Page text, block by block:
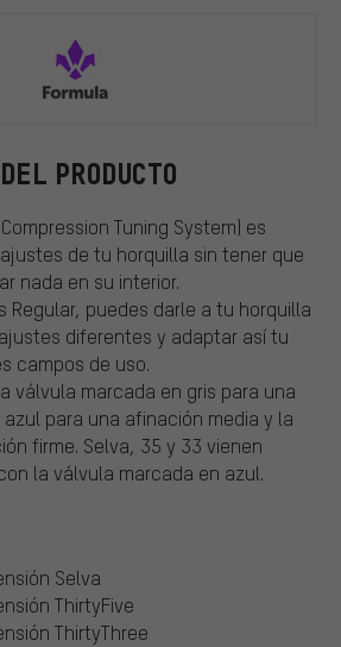
PRODUCTO
Tuning System) es
de tu horquilla sin tener que
nada en su interior.
Regular, puedes darle a tu horquilla
diferentes y adaptar así tu
campos de uso.
válvula marcada en gris para una
para una afinación media y la
firme. Selva, 35 y 33 vienen
la válvula marcada en azul.
Selva
ThirtyFive
ThirtyThree